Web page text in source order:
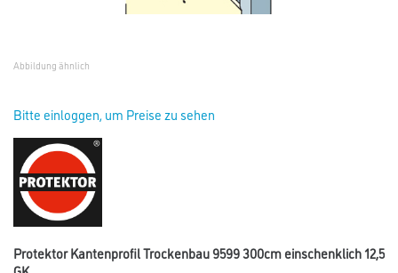
Abbildung ähnlich
Bitte einloggen, um Preise zu sehen
Protektor Kantenprofil Trockenbau 9599 300cm einschenklich 12,5